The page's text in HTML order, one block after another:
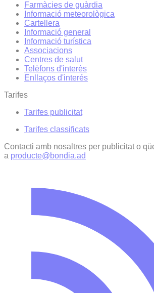
Farmàcies de guàrdia
Informació meteorològica
Cartellera
Informació general
Informació turística
Associacions
Centres de salut
Telèfons d'interès
Enllaços d'interés
Tarifes
Tarifes publicitat
Tarifes classificats
Contacti amb nosaltres per publicitat o
a producte@bondia.ad